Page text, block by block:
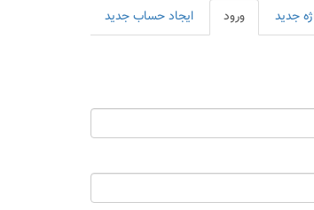
ایجاد حساب جدید ورود
فعال)
جدید